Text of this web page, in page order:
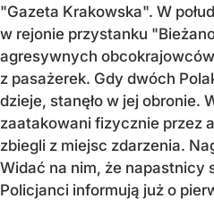
"Gazeta Krakowska". W
w rejonie przystanku
agresywnych
z pasażerek. Gdy dwóch
dzieje, stanęło w jej obronie.
zaatakowani fizycznie przez
zbiegli z miejsc zdarzenia.
Widać na nim, że napastnicy
Policjanci informują już o